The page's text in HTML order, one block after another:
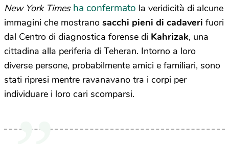
New York Times ha confermato la veridicità di alcune
immagini che mostrano sacchi pieni di cadaveri fuori
dal Centro di diagnostica forense di Kahrizak, una
cittadina alla periferia di Teheran. Intorno a loro
diverse persone, probabilmente amici e familiari, sono
stati ripresi mentre ravanavano tra i corpi per
individuare i loro cari scomparsi.